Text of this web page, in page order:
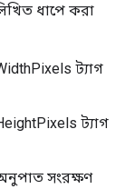
ধাপে করা
ট্যাগ
ট্যাগ
সংরক্ষণ